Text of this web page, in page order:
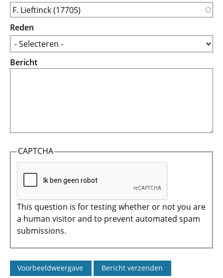
Reden
Bericht
CAPTCHA
This question is for testing whether or not you are
a human visitor and to prevent automated spam
submissions.